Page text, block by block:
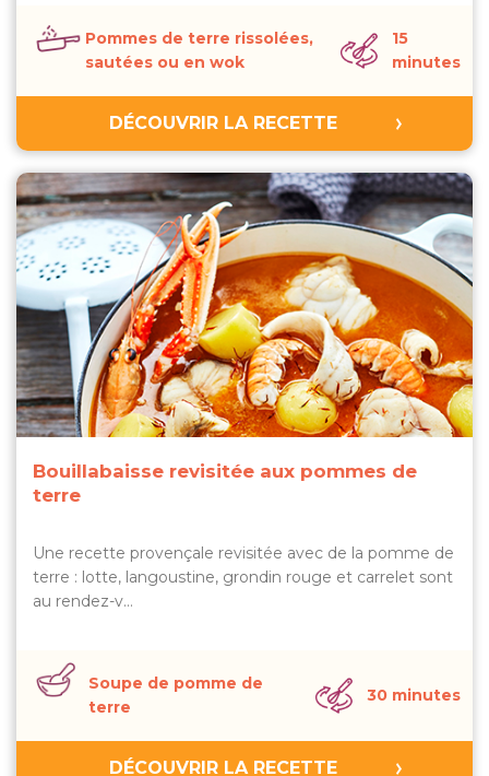
Pommes de terre rissolées,
sautées ou en wok
15
minutes
DÉCOUVRIR LA RECETTE
Bouillabaisse revisitée aux pommes de
terre
Une recette provençale revisitée avec de la pomme de
terre : lotte, langoustine, grondin rouge et carrelet sont
au rendez-v…
Soupe de pomme de
terre
30 minutes
DÉCOUVRIR LA RECETTE